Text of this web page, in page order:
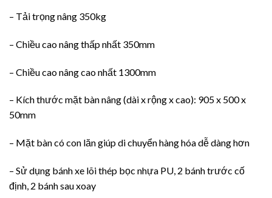
– Tải trọng nâng 350kg
– Chiều cao nâng thấp nhất 350mm
– Chiều cao nâng cao nhất 1300mm
– Kích thước mặt bàn nâng (dài x rộng x cao): 905 x 500 x
50mm
– Mặt bàn có con lăn giúp di chuyển hàng hóa dễ dàng hơn
– Sử dụng bánh xe lõi thép bọc nhựa PU, 2 bánh trước cố
định, 2 bánh sau xoay